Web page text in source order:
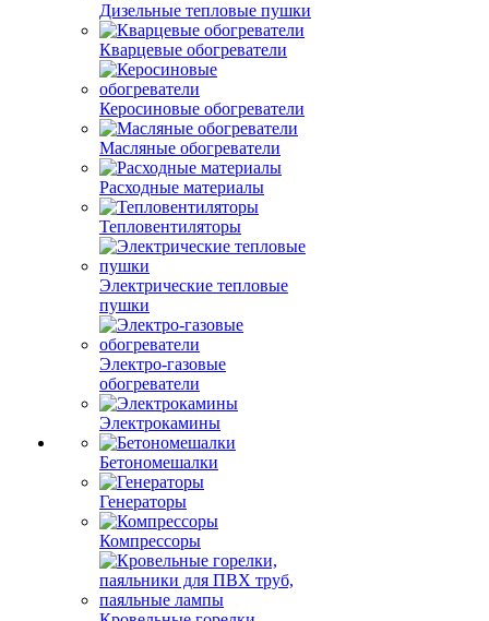
Дизельные тепловые пушки
Кварцевые обогреватели
Керосиновые обогреватели
Масляные обогреватели
Расходные материалы
Тепловентиляторы
Электрические тепловые
пушки
Электро-газовые
обогреватели
Электрокамины
Бетономешалки
Генераторы
Компрессоры